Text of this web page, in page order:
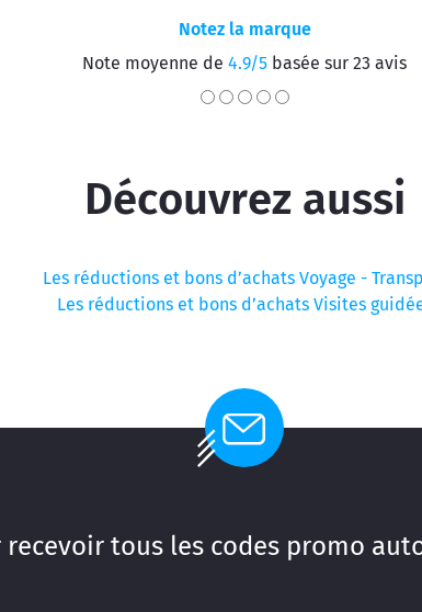
Notez la marque
Note moyenne de 4.9/5 basée sur 23 avis
Découvrez aussi
Les réductions et bons d’achats Voyage -
Les réductions et bons d’achats Visites
recevoir tous les codes promo